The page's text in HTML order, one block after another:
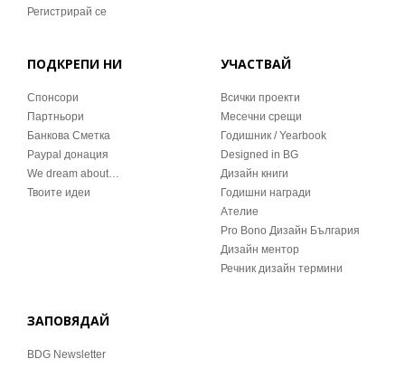
Регистрирай се
ПОДКРЕПИ НИ
Спонсори
Партньори
Банкова Сметка
Paypal донация
We dream about…
Твоите идеи
УЧАСТВАЙ
Всички проекти
Месечни срещи
Годишник / Yearbook
Designed in BG
Дизайн книги
Годишни награди
Ателие
Pro Bono Дизайн България
Дизайн ментор
Речник дизайн термини
ЗАПОВЯДАЙ
BDG Newsletter